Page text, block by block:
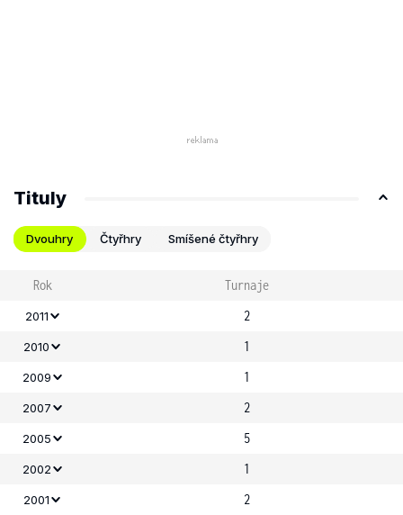
Tituly
Dvouhry Čtyřhry Smíšené čtyřhry
Rok Turnaje
2011 2
2010 1
2009 1
2007 2
2005 5
2002 1
2001
2